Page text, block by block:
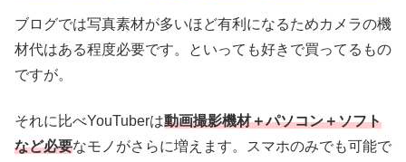
ブログでは写真素材が多いほど有利になるためカメラの機
材代はある程度必要です。といっても好きで買ってるもの
ですが。
それに比べYouTuberは動画撮影機材＋パソコン＋ソフト
など必要なモノがさらに増えます。スマホのみでも可能で